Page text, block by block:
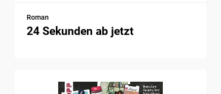
Roman
24 Sekunden ab jetzt